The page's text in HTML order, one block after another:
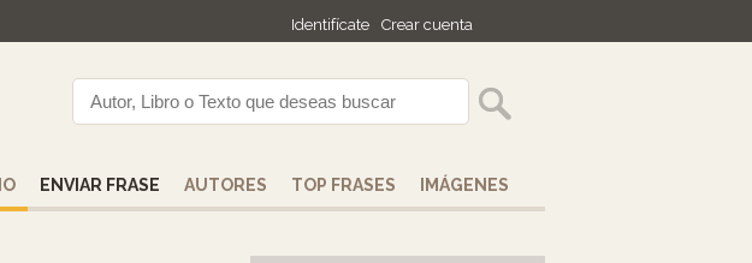
Identifícate Crear cuenta
ENVIAR FRASE AUTORES TOP FRASES IMÁGENES